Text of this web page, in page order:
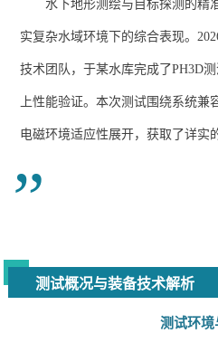
水下地形测绘与目标探测的精
实复杂水域环境下的综合表现。
技术团队，于某水库完成了PH3D
上性能验证。本次测试围绕系统
电磁环境适应性展开，获取了详实
”
测试概况与装备技术解析
测试环境